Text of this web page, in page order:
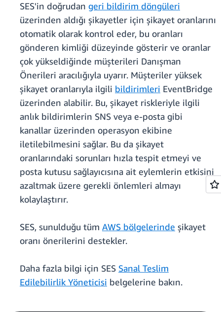
SES'in doğrudan geri bildirim döngüleri
üzerinden aldığı şikayetler için şikayet oranlarını
otomatik olarak kontrol eder, bu oranları
gönderen kimliği düzeyinde gösterir ve oranlar
çok yükseldiğinde müşterileri Danışman
Önerileri aracılığıyla uyarır. Müşteriler yüksek
şikayet oranlarıyla ilgili bildirimleri EventBridge
üzerinden alabilir. Bu, şikayet riskleriyle ilgili
anlık bildirimlerin SNS veya e-posta gibi
kanallar üzerinden operasyon ekibine
iletilebilmesini sağlar. Bu da şikayet
oranlarındaki sorunları hızla tespit etmeyi ve
posta kutusu sağlayıcısına ait eylemlerin etkisini
azaltmak üzere gerekli önlemleri almayı
kolaylaştırır.
SES, sunulduğu tüm AWS bölgelerinde şikayet
oranı önerilerini destekler.
Daha fazla bilgi için SES Sanal Teslim
Edilebilirlik Yöneticisi belgelerine bakın.